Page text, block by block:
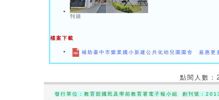
刊頭
檔案下載
補助臺中市樂業國小新建公共化幼兒園園舍 嘉惠更
點閱人數：
發行單位：教育部國民及學前教育署電子報小組
創刊號：